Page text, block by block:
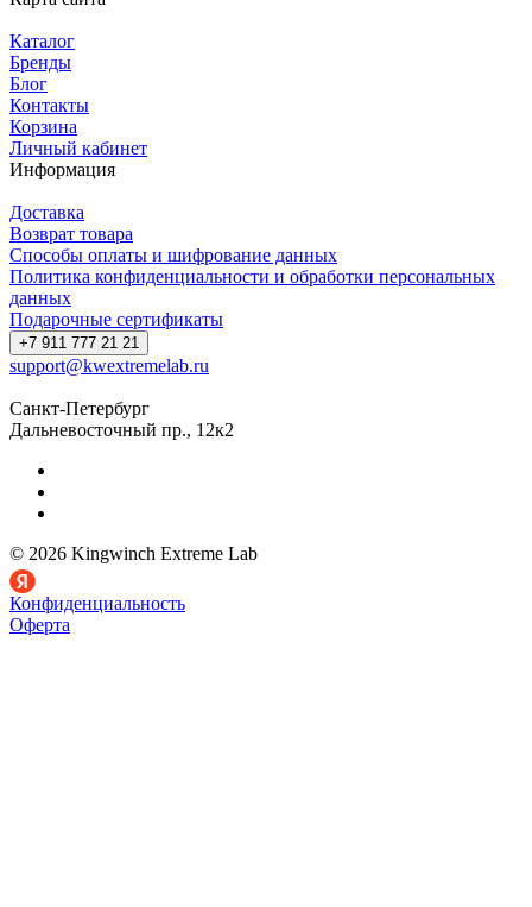
Каталог
Бренды
Блог
Контакты
Корзина
Личный кабинет
Информация
Доставка
Возврат товара
Способы оплаты и шифрование данных
Политика конфиденциальности и обработки персональных
данных
Подарочные сертификаты
+7 911 777 21 21
support@kwextremelab.ru
Санкт-Петербург
Дальневосточный пр., 12к2
© 2026 Kingwinch Extreme Lab
Конфиденциальность
Оферта